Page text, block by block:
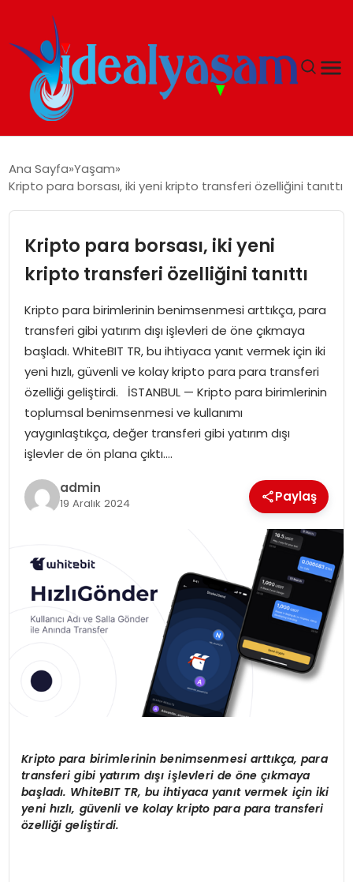
GÜNDEM
EKONOMI
İDEAL YAŞAM
İDEAL SPOR
YAŞAM
MAGAZIN
SAĞLIK
SOSYAL HABER
Ana Sayfa Yaşam
Kripto para borsası, iki yeni kripto transferi özelliğini tanıttı
Kripto para borsası, iki yeni
kripto transferi özelliğini tanıttı
Kripto para birimlerinin benimsenmesi arttıkça, para
transferi gibi yatırım dışı işlevleri de öne çıkmaya
başladı. WhiteBIT TR, bu ihtiyaca yanıt vermek için iki
yeni hızlı, güvenli ve kolay kripto para para transferi
özelliği geliştirdi. İSTANBUL — Kripto para birimlerinin
toplumsal benimsenmesi ve kullanımı
yaygınlaştıkça, değer transferi gibi yatırım dışı
işlevler de ön plana çıktı….
admin
19 Aralık 2024 Paylaş
Kripto para birimlerinin benimsenmesi arttıkça, para
transferi gibi yatırım dışıişlevleri de öneçıkmaya
başladı. WhiteBIT TR, bu ihtiyaca yanıt vermek için iki
yeni hızlı, güvenli ve kolay kripto para para transferi
özelliği geliştirdi.